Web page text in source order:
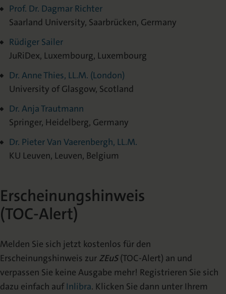
Prof. Dr. Dagmar Richter
Saarland University, Saarbrücken, Germany
Rüdiger Sailer
JuRiDex, Luxembourg, Luxembourg
Dr. Anne Thies, LL.M. (London)
University of Glasgow, Scotland
Dr. Anja Trautmann
Springer, Heidelberg, Germany
Dr. Pieter Van Vaerenbergh, LL.M.
KU Leuven, Leuven, Belgium
Erscheinungshinweis
(TOC-Alert)
Melden Sie sich jetzt kostenlos für den
Erscheinungshinweis zur ZEuS(TOC-Alert) an und
verpassen Sie keine Ausgabe mehr! Registrieren Sie sich
dazu einfach aufInlibra. Klicken Sie dann unter Ihrem